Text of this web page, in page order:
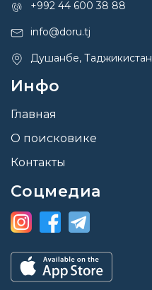
+992 44 600 38 88
info@doru.tj
Душанбе, Таджикистан
Инфо
Главная
О поисковике
Контакты
Соцмедиа